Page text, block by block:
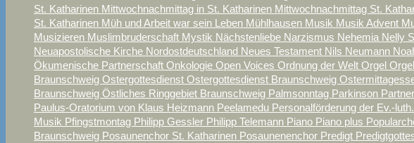
St. Katharinen Mittwochnachmittag in St. Katharinen Mittwochnachmittag St.
St. Katharinen Müh und Arbeit war sein Leben Mühlhausen Musik Musik Advent
Musizieren Muslimbruderschaft Mystik Nächstenliebe Narzismus Nehemia Nelly
Neuapostolische Kirche Nordostdeutschland Neues Testament Nils Neumann
Ökumenische Partnerschaft Onkologie Open Voices Ordnung der Welt Orgel
Braunschweig Ostergottesdienst Ostergottesdienst Braunschweig
Braunschweig Östliches Ringgebiet Braunschweig Palmsonntag Parkinson
Paulus-Oratorium von Klaus Heizmann Peelamedu Personalförderung der Ev.-
Musik Pfingstmontag Philipp Gessler Philipp Telemann Piano Piano plus
Braunschweig Posaunenchor St. Katharinen Posaunenenchor Predigt